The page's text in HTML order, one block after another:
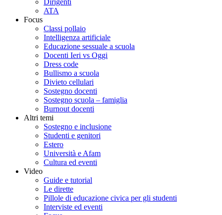
ATA
Focus
Classi pollaio
Intelligenza artificiale
Educazione sessuale a scuola
Docenti Ieri vs Oggi
Dress code
Bullismo a scuola
Divieto cellulari
Sostegno docenti
Sostegno scuola – famiglia
Burnout docenti
Altri temi
Sostegno e inclusione
Studenti e genitori
Estero
Università e Afam
Cultura ed eventi
Video
Guide e tutorial
Le dirette
Pillole di educazione civica per gli studenti
Interviste ed eventi